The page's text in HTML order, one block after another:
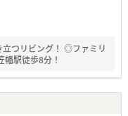
つリビング！ ◎ファミリ
駅徒歩8分！